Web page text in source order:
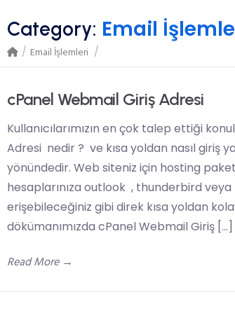
Category: Email
/ Email İşlemleri /
cPanel Webmail Giriş Adresi
Kullanıcılarımızın en çok talep ettiği
Adresi nedir ? ve kısa yoldan nasıl giriş
yönündedir. Web siteniz için hosting
hesaplarınıza outlook , thunderbird
erişebileceğiniz gibi direk kısa yoldan
dökümanımızda cPanel Webmail Giriş […]
Read More→